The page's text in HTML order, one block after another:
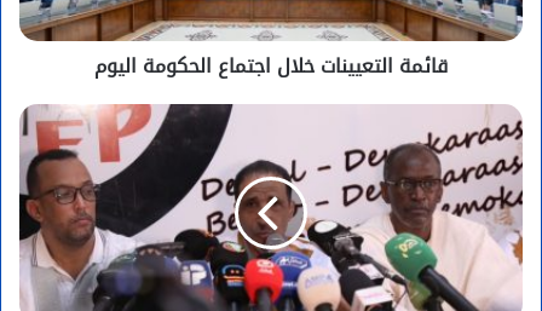
قائمة التعيينات خلال اجتماع الحكومة اليوم